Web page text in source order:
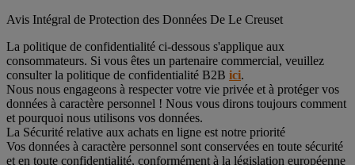
Avis Intégral de Protection des Données De Le Creuset
La politique de confidentialité ci-dessous s'applique aux
consommateurs. Si vous êtes un partenaire commercial, veuillez
consulter la politique de confidentialité B2B ici.
Nous nous engageons à respecter votre vie privée et à protéger vos
données à caractère personnel ! Nous vous dirons toujours comment
et pourquoi nous utilisons vos données.
La Sécurité relative aux achats en ligne est notre priorité
Vos données à caractère personnel sont conservées en toute sécurité
et en toute confidentialité, conformément à la législation européenne